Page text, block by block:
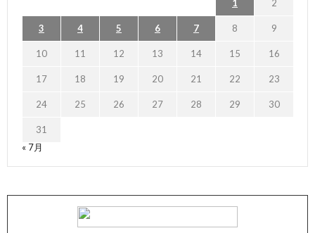
1 2
3 4 5 6 7 8 9
10 11 12 13 14 15 16
17 18 19 20 21 22 23
24 25 26 27 28 29 30
31
« 7月